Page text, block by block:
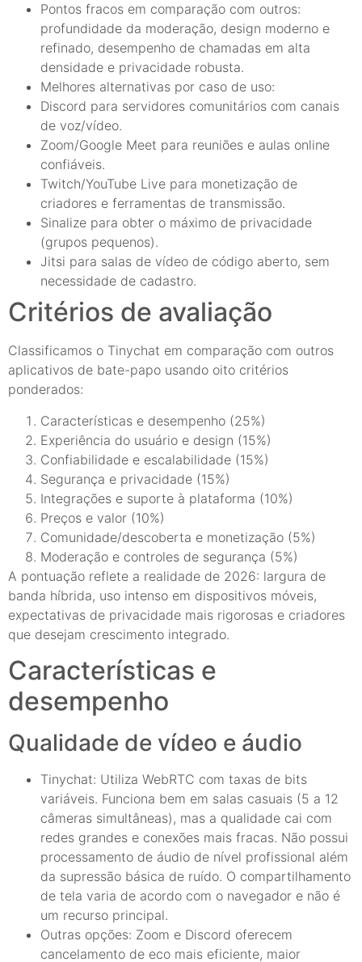
Pontos fracos em comparação com outros:
profundidade da moderação, design moderno e
refinado, desempenho de chamadas em alta
densidade e privacidade robusta.
Melhores alternativas por caso de uso:
Discord para servidores comunitários com canais
de voz/vídeo.
Zoom/Google Meet para reuniões e aulas online
confiáveis.
Twitch/YouTube Live para monetização de
criadores e ferramentas de transmissão.
Sinalize para obter o máximo de privacidade
(grupos pequenos).
Jitsi para salas de vídeo de código aberto, sem
necessidade de cadastro.
Critérios de avaliação
Classificamos o Tinychat em comparação com outros
aplicativos de bate-papo usando oito critérios
ponderados:
Características e desempenho (25%)
Experiência do usuário e design (15%)
Confiabilidade e escalabilidade (15%)
Segurança e privacidade (15%)
Integrações e suporte à plataforma (10%)
Preços e valor (10%)
Comunidade/descoberta e monetização (5%)
Moderação e controles de segurança (5%)
A pontuação reflete a realidade de 2026: largura de
banda híbrida, uso intenso em dispositivos móveis,
expectativas de privacidade mais rigorosas e criadores
que desejam crescimento integrado.
Características e
desempenho
Qualidade de vídeo e áudio
Tinychat: Utiliza WebRTC com taxas de bits
variáveis. Funciona bem em salas casuais (5 a 12
câmeras simultâneas), mas a qualidade cai com
redes grandes e conexões mais fracas. Não possui
processamento de áudio de nível profissional além
da supressão básica de ruído. O compartilhamento
de tela varia de acordo com o navegador e não é
um recurso principal.
Outras opções: Zoom e Discord oferecem
cancelamento de eco mais eficiente, maior